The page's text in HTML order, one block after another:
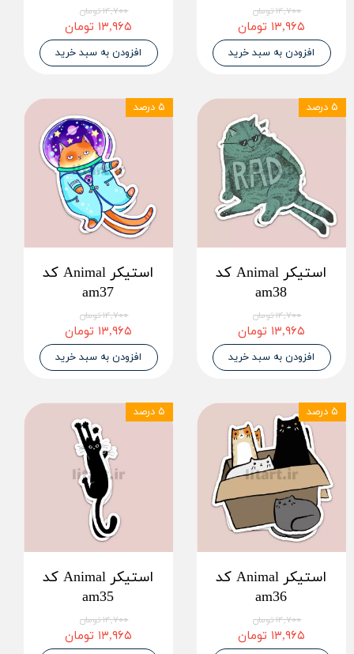
۱۴,۷۰۰ تومان
۱۳,۹۶۵ تومان
افزودن به سبد خرید
۱۴,۷۰۰ تومان
۱۳,۹۶۵ تومان
افزودن به سبد خرید
استیکر Animal کد
am38
۱۴,۷۰۰ تومان
۱۳,۹۶۵ تومان
افزودن به سبد خرید
۵ درصد
استیکر Animal کد
am37
۱۴,۷۰۰ تومان
۱۳,۹۶۵ تومان
افزودن به سبد خرید
۵ درصد
استیکر Animal کد
am36
۱۴,۷۰۰ تومان
۱۳,۹۶۵ تومان
۵ درصد
استیکر Animal کد
am35
۱۴,۷۰۰ تومان
۱۳,۹۶۵ تومان
۵ درصد